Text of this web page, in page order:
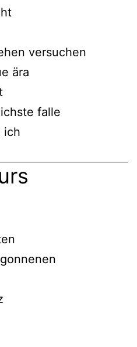
versuchen
ära
falle
ich